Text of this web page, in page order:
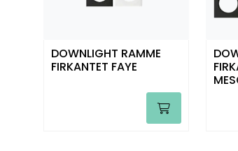
DOWNLIGHT RAMME
FIRKANTET FAYE